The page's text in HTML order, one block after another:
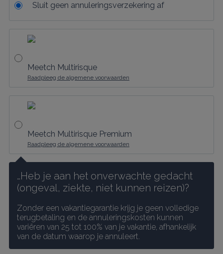
Sluit geen annuleringsverzekering af
Meetch Multirisque
Raadpleeg de algemene voorwaarden
Meetch Multirisque Premium
Raadpleeg de algemene voorwaarden
…Heb je aan het onverwachte gedacht
(ongeval, ziekte, niet kunnen reizen)?
Zonder een vakantiegarantie krijg je geen volledige
terugbetaling en de annuleringskosten kunnen
variëren van 25 tot 100% van je vakantie, afhankelijk
van de datum waarop je annuleert.